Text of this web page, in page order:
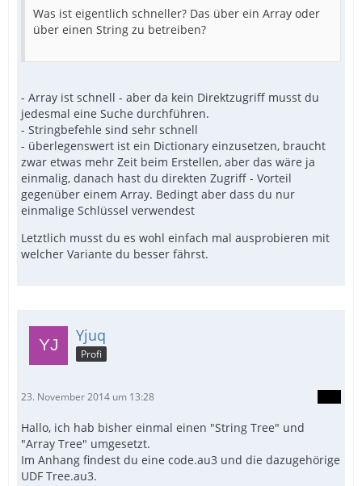
Was ist eigentlich schneller? Das über ein Array oder
über einen String zu betreiben?
- Array ist schnell - aber da kein Direktzugriff musst du
jedesmal eine Suche durchführen.
- Stringbefehle sind sehr schnell
- überlegenswert ist ein Dictionary einzusetzen, braucht
zwar etwas mehr Zeit beim Erstellen, aber das wäre ja
einmalig, danach hast du direkten Zugriff - Vorteil
gegenüber einem Array. Bedingt aber dass du nur
einmalige Schlüssel verwendest
Letztlich musst du es wohl einfach mal ausprobieren mit
welcher Variante du besser fährst.
Yjuq
Profi
23. November 2014 um 13:28
Hallo, ich hab bisher einmal einen "String Tree" und
"Array Tree" umgesetzt.
Im Anhang findest du eine code.au3 und die dazugehörige
UDF Tree.au3.